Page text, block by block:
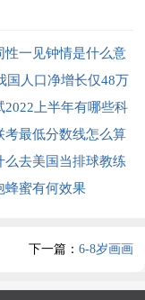
性一见钟情是什么意
国人口净增长仅48万
2022上半年有哪些科
考最低分数线怎么算
么去美国当排球教练
蜂蜜有何效果
下一篇： 6-8岁画画